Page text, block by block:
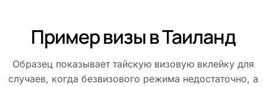
Пример визы в Таиланд
Образец показывает тайскую визовую вклейку для
случаев, когда безвизового режима недостаточно, а